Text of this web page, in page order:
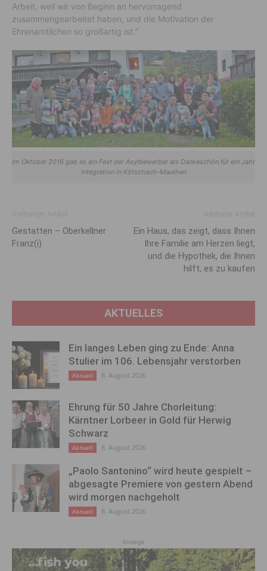
Arbeit, weil wir von Beginn an hervorragend
zusammengearbeitet haben, und die Motivation der
Ehrenamtlichen so großartig ist.“
Im Oktober 2016 gab es ein Fest der Asylbewerber als Dankeschön für ein Jahr
Integration in Kötschach-Mauthen
Gestatten – Oberkellner
Franz(i)
Ein Haus, das zeigt, dass Ihnen
Ihre Familie am Herzen liegt,
und die Hypothek, die Ihnen
hilft, es zu kaufen
AKTUELLES
Ein langes Leben ging zu Ende: Anna
Stulier im 106. Lebensjahr verstorben
Aktuell 8. August 2026
Ehrung für 50 Jahre Chorleitung:
Kärntner Lorbeer in Gold für Herwig
Schwarz
Aktuell 8. August 2026
„Paolo Santonino“ wird heute gespielt –
abgesagte Premiere von gestern Abend
wird morgen nachgeholt
Aktuell 8. August 2026
Anzeige